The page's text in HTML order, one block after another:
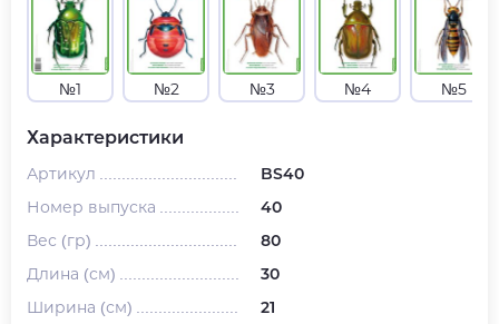
№1 №2 №3 №4 №5
Характеристики
Артикул
BS40
Номер выпуска
40
Вес (гр)
80
Длина (см)
30
Ширина (см)
21